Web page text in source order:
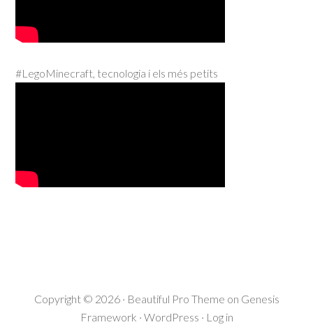
#LegoMinecraft, tecnologia i els més petits
Copyright © 2026 · Beautiful Pro Theme on Genesis
Framework · WordPress · Log in